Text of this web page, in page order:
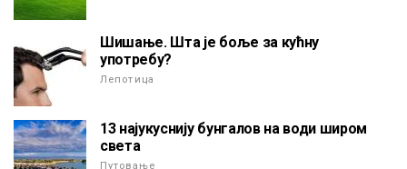
Шишање. Шта је боље за кућну
употребу?
Лепотица
13 најукуснију бунгалов на води широм
света
Путовање